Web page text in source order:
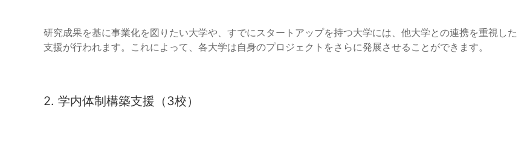
研究成果を基に事業化を図りたい大学や、すでにスタートアップを持つ大学には、他大学との連携を重視した
支援が行われます。これによって、各大学は自身のプロジェクトをさらに発展させることができます。
2. 学内体制構築支援（3校）